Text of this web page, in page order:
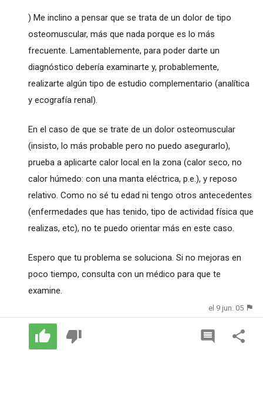
) Me inclino a pensar que se trata de un dolor de tipo
osteomuscular, más que nada porque es lo más
frecuente. Lamentablemente, para poder darte un
diagnóstico debería examinarte y, probablemente,
realizarte algún tipo de estudio complementario (analítica
y ecografía renal).
En el caso de que se trate de un dolor osteomuscular
(insisto, lo más probable pero no puedo asegurarlo),
prueba a aplicarte calor local en la zona (calor seco, no
calor húmedo: con una manta eléctrica, p.e.), y reposo
relativo. Como no sé tu edad ni tengo otros antecedentes
(enfermedades que has tenido, tipo de actividad física que
realizas, etc), no te puedo orientar más en este caso.
Espero que tu problema se soluciona. Si no mejoras en
poco tiempo, consulta con un médico para que te
examine.
el 9 jun. 05